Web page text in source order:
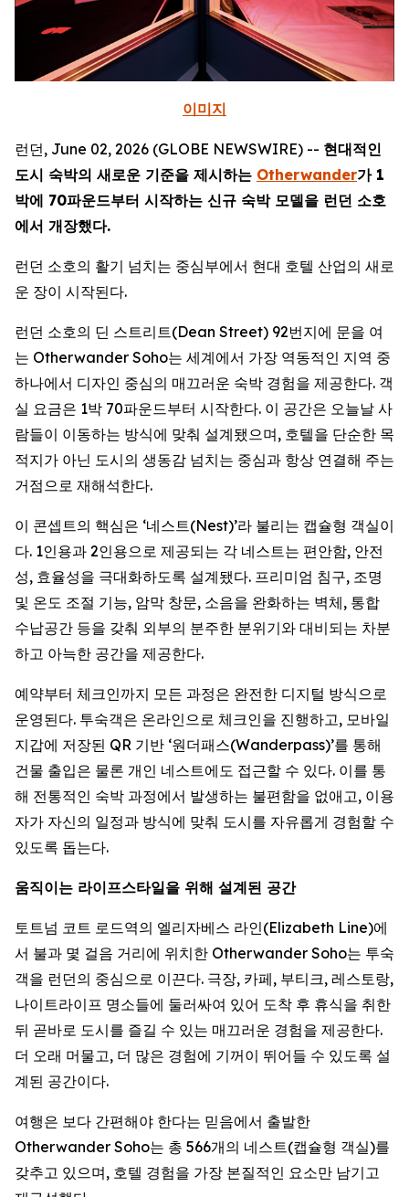
이미지
런던, June 02, 2026 (GLOBE NEWSWIRE) -- 현대적인
도시 숙박의 새로운 기준을 제시하는 Otherwander가 1
박에 70파운드부터 시작하는 신규 숙박 모델을 런던 소호
에서 개장했다.
런던 소호의 활기 넘치는 중심부에서 현대 호텔 산업의 새로
운 장이 시작된다.
런던 소호의 딘 스트리트(Dean Street) 92번지에 문을 여
는 Otherwander Soho는 세계에서 가장 역동적인 지역 중
하나에서 디자인 중심의 매끄러운 숙박 경험을 제공한다. 객
실 요금은 1박 70파운드부터 시작한다. 이 공간은 오늘날 사
람들이 이동하는 방식에 맞춰 설계됐으며, 호텔을 단순한 목
적지가 아닌 도시의 생동감 넘치는 중심과 항상 연결해 주는
거점으로 재해석한다.
이 콘셉트의 핵심은 ‘네스트(Nest)’라 불리는 캡슐형 객실이
다. 1인용과 2인용으로 제공되는 각 네스트는 편안함, 안전
성, 효율성을 극대화하도록 설계됐다. 프리미엄 침구, 조명
및 온도 조절 기능, 암막 창문, 소음을 완화하는 벽체, 통합
수납공간 등을 갖춰 외부의 분주한 분위기와 대비되는 차분
하고 아늑한 공간을 제공한다.
예약부터 체크인까지 모든 과정은 완전한 디지털 방식으로
운영된다. 투숙객은 온라인으로 체크인을 진행하고, 모바일
지갑에 저장된 QR 기반 ‘원더패스(Wanderpass)’를 통해
건물 출입은 물론 개인 네스트에도 접근할 수 있다. 이를 통
해 전통적인 숙박 과정에서 발생하는 불편함을 없애고, 이용
자가 자신의 일정과 방식에 맞춰 도시를 자유롭게 경험할 수
있도록 돕는다.
움직이는 라이프스타일을 위해 설계된 공간
토트넘 코트 로드역의 엘리자베스 라인(Elizabeth Line)에
서 불과 몇 걸음 거리에 위치한 Otherwander Soho는 투숙
객을 런던의 중심으로 이끈다. 극장, 카페, 부티크, 레스토랑,
나이트라이프 명소들에 둘러싸여 있어 도착 후 휴식을 취한
뒤 곧바로 도시를 즐길 수 있는 매끄러운 경험을 제공한다.
더 오래 머물고, 더 많은 경험에 기꺼이 뛰어들 수 있도록 설
계된 공간이다.
여행은 보다 간편해야 한다는 믿음에서 출발한
Otherwander Soho는 총 566개의 네스트(캡슐형 객실)를
갖추고 있으며, 호텔 경험을 가장 본질적인 요소만 남기고